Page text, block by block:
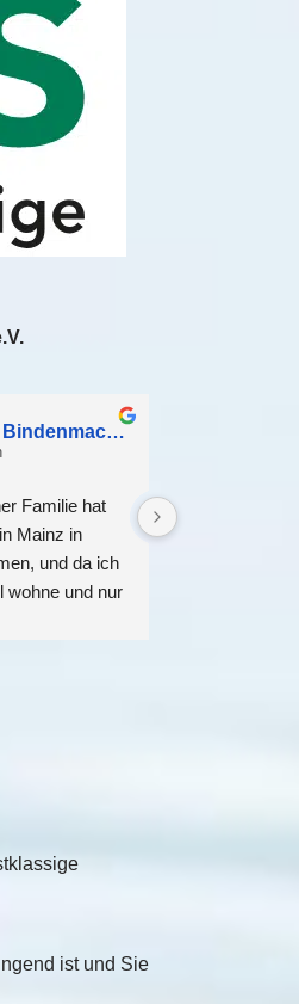
bei
ohne
Herr Blattert
gerne wieder!
Jemand aus
ist und Sie